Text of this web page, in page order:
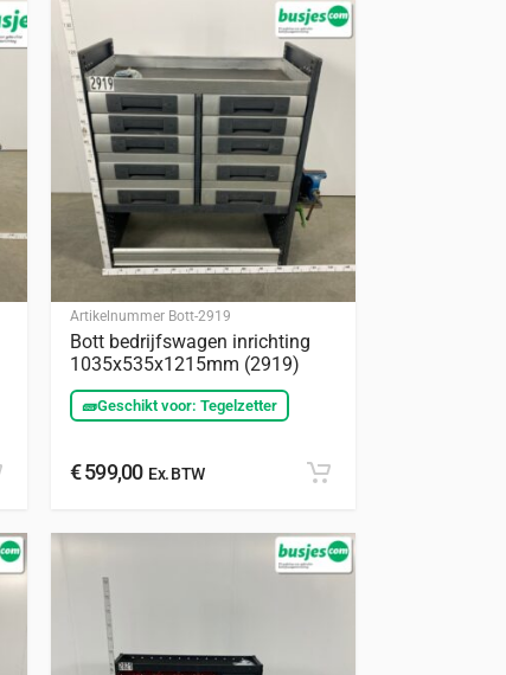
Artikelnummer Bott-2919
Bott bedrijfswagen inrichting
1035x535x1215mm (2919)
🧱Geschikt voor: Tegelzetter
€599,00Ex. BTW